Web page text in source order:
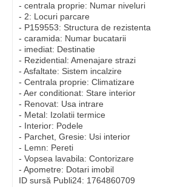
- centrala proprie: Numar niveluri
- 2: Locuri parcare
- P159553: Structura de rezistenta
- caramida: Numar bucatarii
- imediat: Destinatie
- Rezidential: Amenajare strazi
- Asfaltate: Sistem incalzire
- Centrala proprie: Climatizare
- Aer conditionat: Stare interior
- Renovat: Usa intrare
- Metal: Izolatii termice
- Interior: Podele
- Parchet, Gresie: Usi interior
- Lemn: Pereti
- Vopsea lavabila: Contorizare
- Apometre: Dotari imobil
ID sursă Publi24: 1764860709